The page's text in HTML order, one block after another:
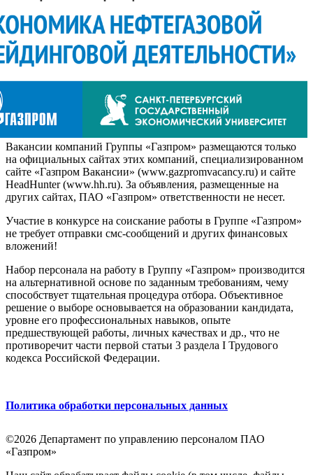
Вакансии компаний Группы «Газпром» размещаются только
на официальных сайтах этих компаний, специализированном
сайте «Газпром Вакансии» (www.gazpromvacancy.ru) и сайте
HeadHunter (www.hh.ru). За объявления, размещенные на
других сайтах, ПАО «Газпром» ответственности не несет.
Участие в конкурсе на соискание работы в Группе «Газпром»
не требует отправки смс-сообщений и других финансовых
вложений!
Набор персонала на работу в Группу «Газпром» производится
на альтернативной основе по заданным требованиям, чему
способствует тщательная процедура отбора. Объективное
решение о выборе основывается на образовании кандидата,
уровне его профессиональных навыков, опыте
предшествующей работы, личных качествах и др., что не
противоречит части первой статьи 3 раздела I Трудового
кодекса Российской Федерации.
Политика обработки персональных данных
©2026 Департамент по управлению персоналом ПАО
«Газпром»